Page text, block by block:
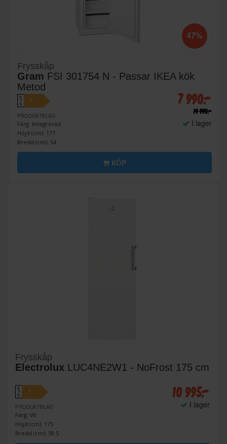
47%
Frysskåp
Gram FSI 301754 N - Passar IKEA kök
Metod
A
↑
G
E
PRODUKTBLAD
Färg: Integrerad
Höjd (cm): 177
Bredd (cm): 54
7 990:-
14 990:-
I lager
KÖP
Frysskåp
Electrolux LUC4NE2W1 - NoFrost 175 cm
A
↑
G
E
PRODUKTBLAD
Färg: Vit
Höjd (cm): 175
Bredd (cm): 59.5
10 995:-
I lager